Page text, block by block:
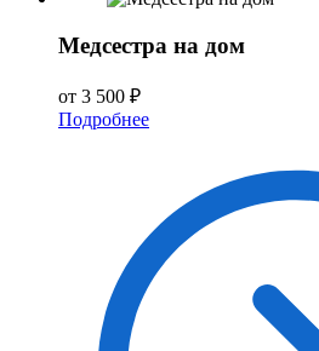
Медсестра на дом
от 3 500 ₽
Подробнее